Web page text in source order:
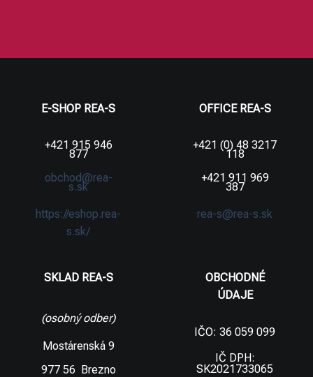
E-SHOP REA-S
+421 915 946
877
obchod@rea-
s.sk
https://eshop.rea-
s.sk/
OFFICE REA-S
+421 (0) 48 3217
118
+421 911 969
387
rea-s@rea-s.sk
SKLAD REA-S
(osobný odber)
Mostárenská 9
977 56 Brezno
OBCHODNÉ
ÚDAJE
IČO: 36 059 099
IČ DPH:
SK2021733065